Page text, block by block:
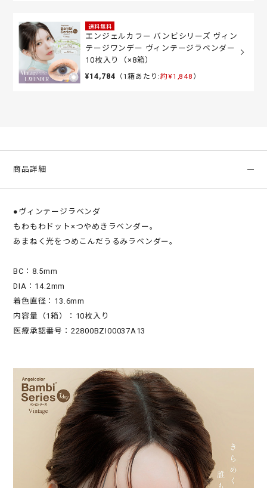
送料無料
エンジェルカラー バンビシリーズ ヴィン
テージワンデー ヴィンテージラベンダー
10枚入り（×8箱）
¥14,784 （1箱あたり:約¥1,848 ）
商品詳細
●ヴィンテージラベンダ
もわもわドット×つやめきラベンダー。
あまねく光をつめこんだうるみラベンダー。
BC：8.5mm
DIA：14.2mm
着色直径：13.6mm
内容量（1箱）：10枚入り
医療承認番号：22800BZI00037A13